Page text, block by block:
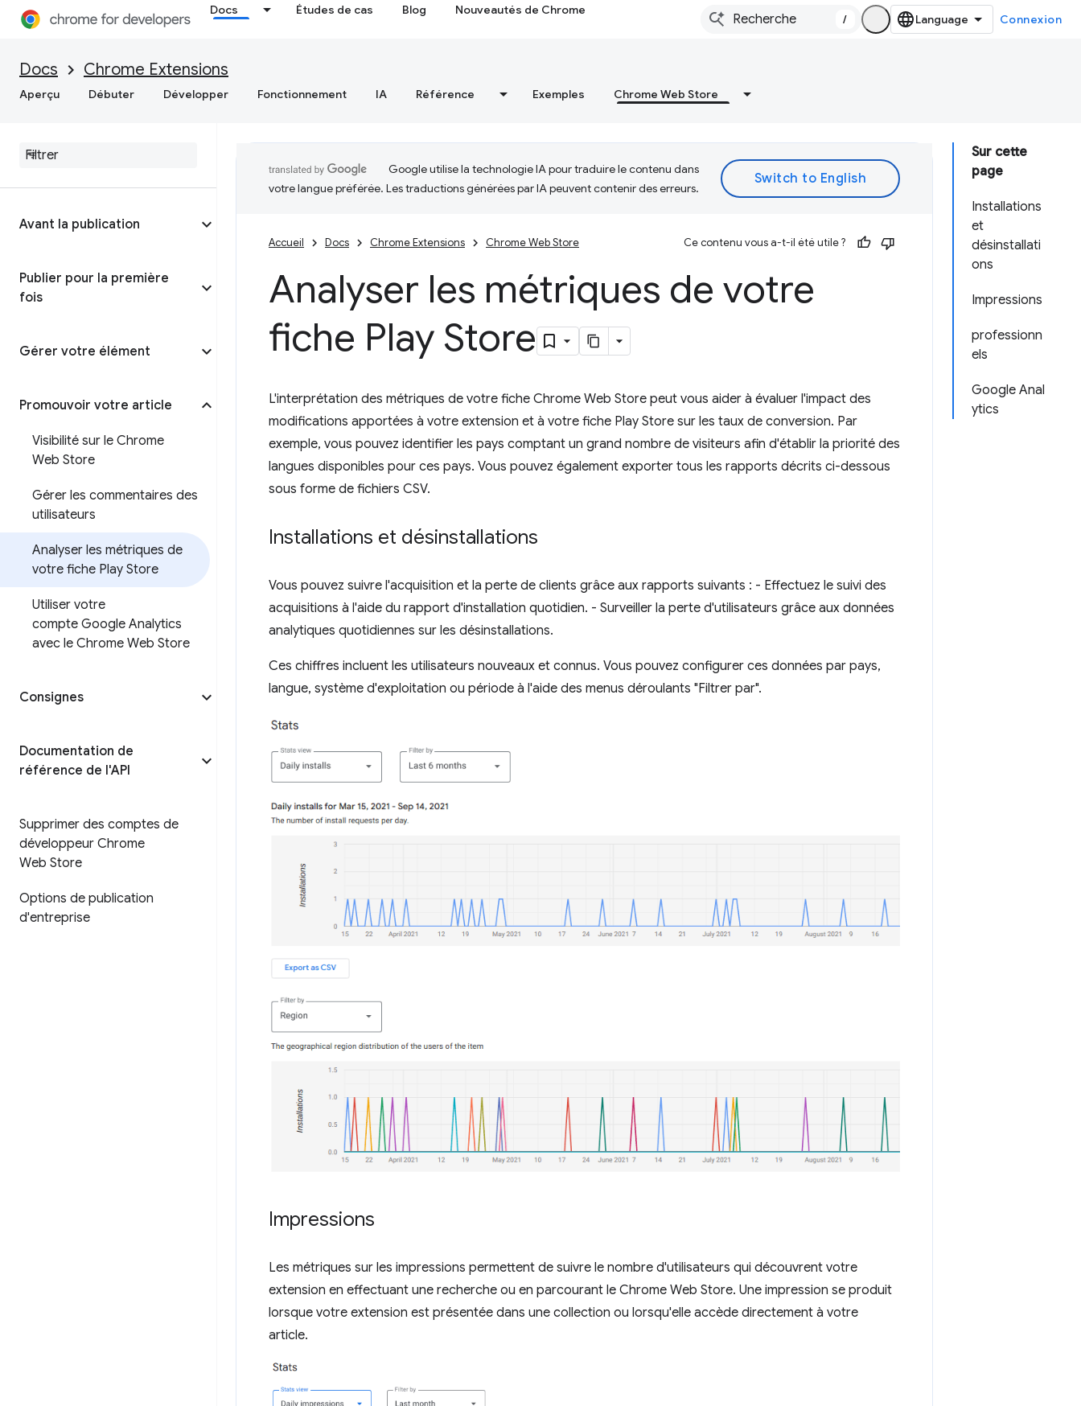
Docs Études de cas Blog Nouveautés de Chrome
/ Connexion
Docs Chrome Extensions
Aperçu Débuter Développer Fonctionnement IA Référence Exemples Chrome Web Store
Avant la publication
Publier pour la première
fois
Gérer votre élément
Promouvoir votre article
Visibilité sur le Chrome
Web Store
Gérer les commentaires des
utilisateurs
Analyser les métriques de
votre fiche Play Store
Utiliser votre
compte Google Analytics
avec le Chrome Web Store
Consignes
Documentation de
référence de l'API
Supprimer des comptes de
développeur Chrome
Web Store
Options de publication
d'entreprise
Sur cette
page
Installations
et
désinstallati
ons
Impressions
professionn
els
Google Anal
ytics
Google utilise la technologie IA pour traduire le contenu dans
votre langue préférée. Les traductions générées par IA peuvent contenir des erreurs.
Accueil Docs Chrome Extensions Chrome Web Store Ce contenu vous a-t-il été utile ?
Analyser les métriques de votre
fiche Play Store
L'interprétation des métriques de votre fiche Chrome Web Store peut vous aider à évaluer l'impact des
modifications apportées à votre extension et à votre fiche Play Store sur les taux de conversion. Par
exemple, vous pouvez identifier les pays comptant un grand nombre de visiteurs afin d'établir la priorité des
langues disponibles pour ces pays. Vous pouvez également exporter tous les rapports décrits ci-dessous
sous forme de fichiers CSV.
Installations et désinstallations
Vous pouvez suivre l'acquisition et la perte de clients grâce aux rapports suivants : - Effectuez le suivi des
acquisitions à l'aide du rapport d'installation quotidien. - Surveiller la perte d'utilisateurs grâce aux données
analytiques quotidiennes sur les désinstallations.
Ces chiffres incluent les utilisateurs nouveaux et connus. Vous pouvez configurer ces données par pays,
langue, système d'exploitation ou période à l'aide des menus déroulants "Filtrer par".
Impressions
Les métriques sur les impressions permettent de suivre le nombre d'utilisateurs qui découvrent votre
extension en effectuant une recherche ou en parcourant le Chrome Web Store. Une impression se produit
lorsque votre extension est présentée dans une collection ou lorsqu'elle accède directement à votre
article.